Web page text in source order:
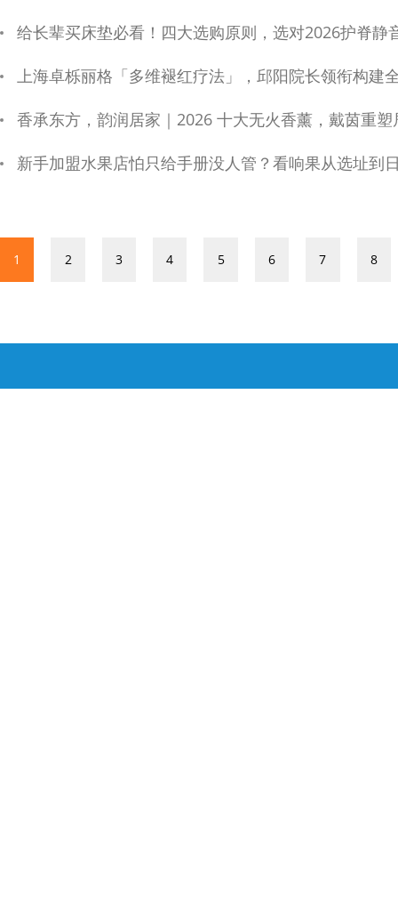
给长辈买床垫必看！四大选购原则，选对2026护脊静
上海卓栎丽格「多维褪红疗法」，邱阳院长领衔构建
香承东方，韵润居家｜2026 十大无火香薰，戴茵重塑
新手加盟水果店怕只给手册没人管？看响果从选址到
1 2 3 4 5 6 7 8